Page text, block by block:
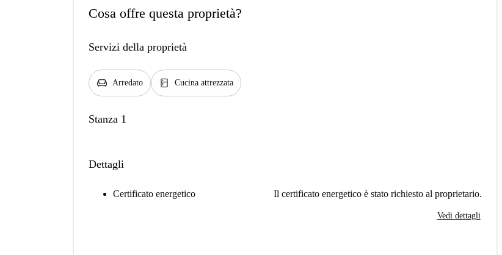
Cosa offre questa proprietà?
Servizi della proprietà
chair Arredato kitchen Cucina attrezzata
Stanza 1
Dettagli
Certificato energetico Il certificato energetico è stato richiesto al proprietario.
Vedi dettagli